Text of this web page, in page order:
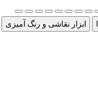
ابزار نقاشی و رنگ آمیزی